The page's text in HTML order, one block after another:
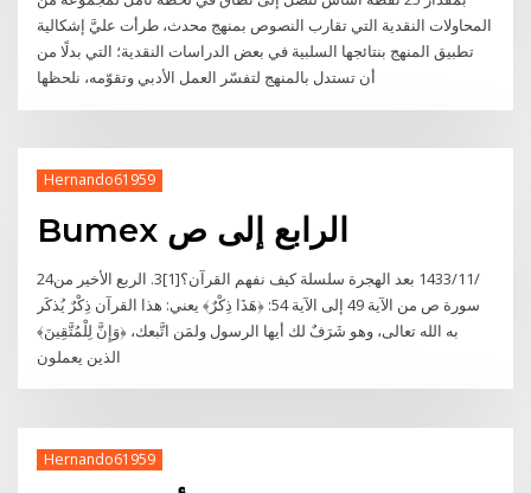
المحاولات النقدية التي تقارب النصوص بمنهج محدث، طرأت عليَّ إشكالية
تطبيق المنهج بنتائجها السلبية في بعض الدراسات النقدية؛ التي بدلًا من
أن تستدل بالمنهج لتفسّر العمل الأدبي وتقوّمه، نلحظها
Hernando61959
Bumex الرابع إلى ص
24‏‏/11‏‏/1433 بعد الهجرة سلسلة كيف نفهم القرآن؟[1]3. الربع الأخير من
سورة ص من الآية 49 إلى الآية 54: ﴿هَذَا ذِكْرٌ﴾ يعني: هذا القرآن ذِكْرٌ يُذكَر
به الله تعالى، وهو شَرَفٌ لك أيها الرسول ولمَن اتَّبعك، ﴿وَإِنَّ لِلْمُتَّقِينَ﴾
الذين يعملون
Hernando61959